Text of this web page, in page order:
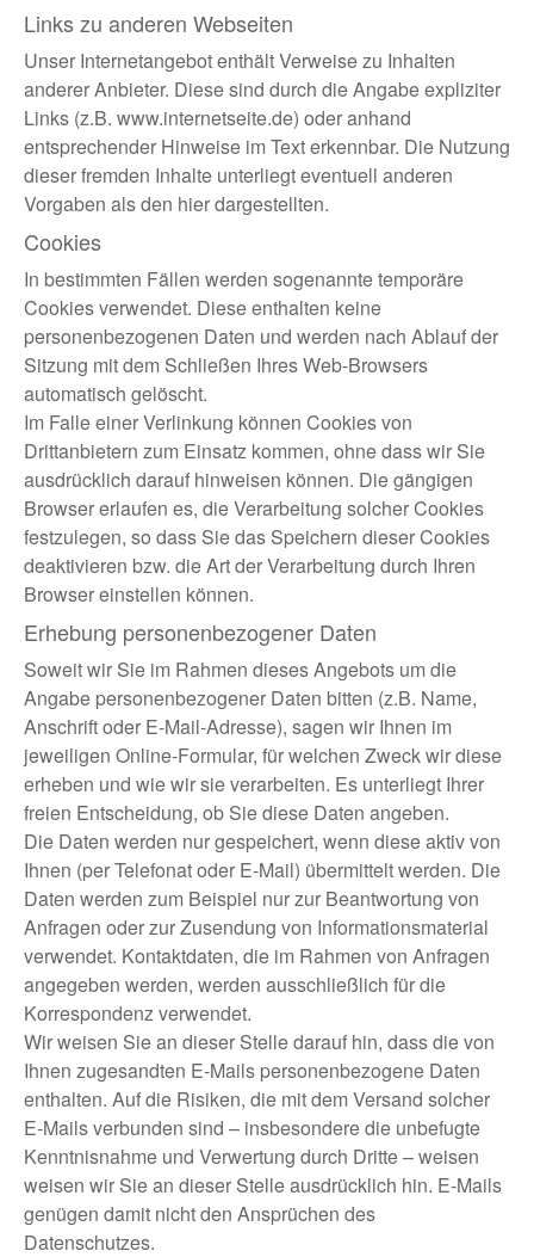
Links zu anderen Webseiten
Unser Internetangebot enthält Verweise zu Inhalten
anderer Anbieter. Diese sind durch die Angabe expliziter
Links (z.B. www.internetseite.de) oder anhand
entsprechender Hinweise im Text erkennbar. Die Nutzung
dieser fremden Inhalte unterliegt eventuell anderen
Vorgaben als den hier dargestellten.
Cookies
In bestimmten Fällen werden sogenannte temporäre
Cookies verwendet. Diese enthalten keine
personenbezogenen Daten und werden nach Ablauf der
Sitzung mit dem Schließen Ihres Web-Browsers
automatisch gelöscht.
Im Falle einer Verlinkung können Cookies von
Drittanbietern zum Einsatz kommen, ohne dass wir Sie
ausdrücklich darauf hinweisen können. Die gängigen
Browser erlaufen es, die Verarbeitung solcher Cookies
festzulegen, so dass Sie das Speichern dieser Cookies
deaktivieren bzw. die Art der Verarbeitung durch Ihren
Browser einstellen können.
Erhebung personenbezogener Daten
Soweit wir Sie im Rahmen dieses Angebots um die
Angabe personenbezogener Daten bitten (z.B. Name,
Anschrift oder E-Mail-Adresse), sagen wir Ihnen im
jeweiligen Online-Formular, für welchen Zweck wir diese
erheben und wie wir sie verarbeiten. Es unterliegt Ihrer
freien Entscheidung, ob Sie diese Daten angeben.
Die Daten werden nur gespeichert, wenn diese aktiv von
Ihnen (per Telefonat oder E-Mail) übermittelt werden. Die
Daten werden zum Beispiel nur zur Beantwortung von
Anfragen oder zur Zusendung von Informationsmaterial
verwendet. Kontaktdaten, die im Rahmen von Anfragen
angegeben werden, werden ausschließlich für die
Korrespondenz verwendet.
Wir weisen Sie an dieser Stelle darauf hin, dass die von
Ihnen zugesandten E-Mails personenbezogene Daten
enthalten. Auf die Risiken, die mit dem Versand solcher
E-Mails verbunden sind – insbesondere die unbefugte
Kenntnisnahme und Verwertung durch Dritte – weisen
weisen wir Sie an dieser Stelle ausdrücklich hin. E-Mails
genügen damit nicht den Ansprüchen des
Datenschutzes.